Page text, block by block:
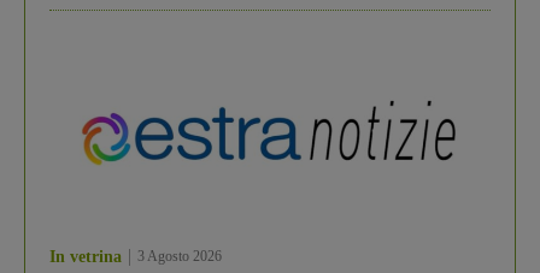
In vetrina 3 Agosto 2026